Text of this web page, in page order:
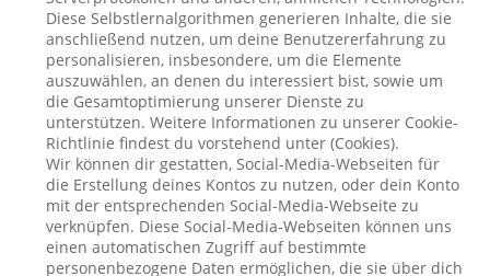
Diese Selbstlernalgorithmen generieren Inhalte, die sie
anschließend nutzen, um deine Benutzererfahrung zu
personalisieren, insbesondere, um die Elemente
auszuwählen, an denen du interessiert bist, sowie um
die Gesamtoptimierung unserer Dienste zu
unterstützen. Weitere Informationen zu unserer Cookie-
Richtlinie findest du vorstehend unter (Cookies).
Wir können dir gestatten, Social-Media-Webseiten für
die Erstellung deines Kontos zu nutzen, oder dein Konto
mit der entsprechenden Social-Media-Webseite zu
verknüpfen. Diese Social-Media-Webseiten können uns
einen automatischen Zugriff auf bestimmte
personenbezogene Daten ermöglichen, die sie über dich